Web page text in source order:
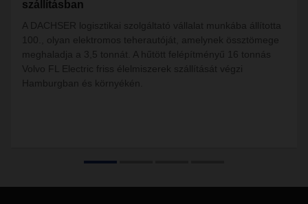
szállításban
A DACHSER logisztikai szolgáltató vállalat munkába állította
100., olyan elektromos teherautóját, amelynek össztömege
meghaladja a 3,5 tonnát. A hűtött felépítményű 16 tonnás
Volvo FL Electric friss élelmiszerek szállítását végzi
Hamburgban és környékén.